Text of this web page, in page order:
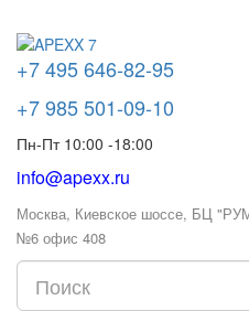
+7 495 646-82-95
+7 985 501-09-10
Пн-Пт 10:00 -18:00
info@apexx.ru
Москва, Киевское шоссе, БЦ
№6 офис 408